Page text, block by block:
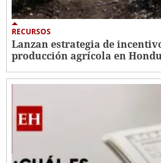
RECURSOS
Lanzan estrategia de
producción agrícola en